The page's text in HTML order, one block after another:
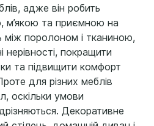
адже він робить
м’якою та приємною на
поролоном і тканиною,
покращити
та підвищити комфорт
для різних меблів
оскільки умови
Декоративне